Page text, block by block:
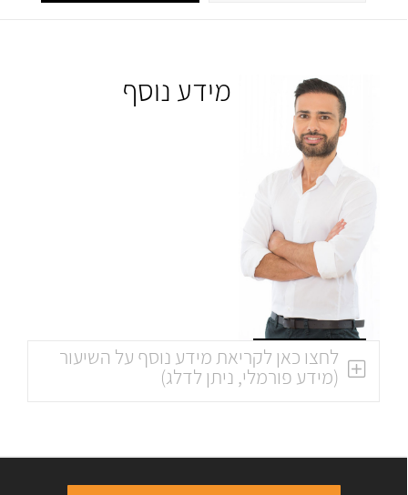
מידע נוסף
לחצו כאן לקריאת מידע נוסף על השיעור
(מידע פורמלי, ניתן לדלג)